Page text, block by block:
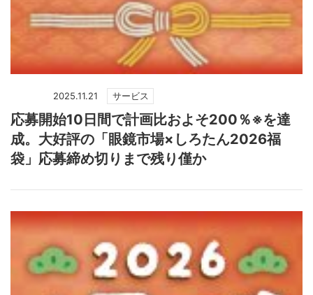
2025.11.21 サービス
応募開始10日間で計画比およそ200％※を達
成。大好評の「眼鏡市場×しろたん2026福
袋」応募締め切りまで残り僅か